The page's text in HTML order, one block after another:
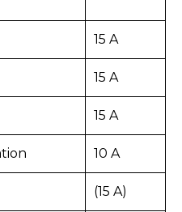
15 A
15 A
15 A
10 A
(15 A)